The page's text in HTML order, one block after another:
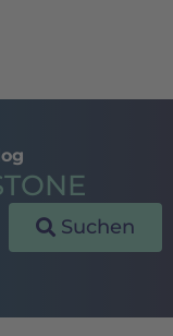
Suchen